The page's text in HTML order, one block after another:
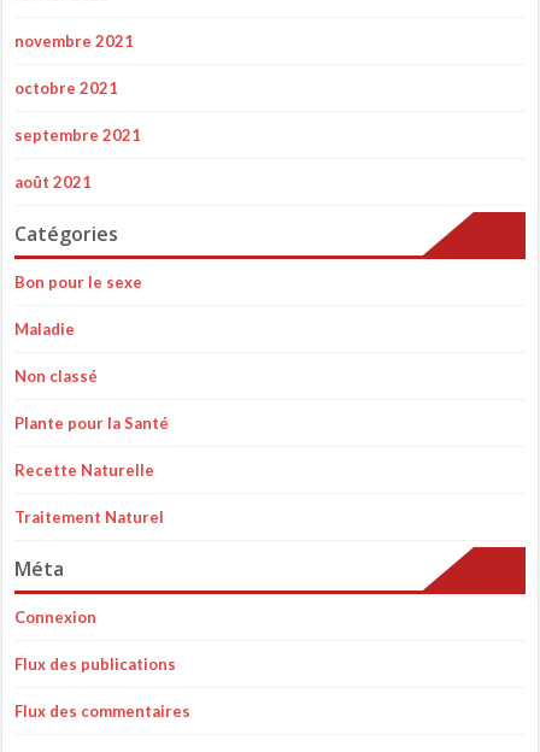
novembre 2021
octobre 2021
septembre 2021
août 2021
Catégories
Bon pour le sexe
Maladie
Non classé
Plante pour la Santé
Recette Naturelle
Traitement Naturel
Méta
Connexion
Flux des publications
Flux des commentaires